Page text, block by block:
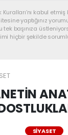
kabul
yaptığınız
başınıza
hiçbir şekilde
SİYASET